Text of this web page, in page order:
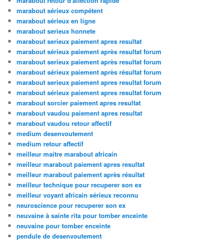
marabout sérieux compétent
marabout sérieux en ligne
marabout serieux honnete
marabout serieux paiement apres resultat
marabout sérieux paiement après resultat forum
marabout serieux paiement après resultat forum
marabout sérieux paiement après résultat forum
marabout serieux paiement apres resultat forum
marabout sérieux paiement apres resultat forum
marabout sorcier paiement apres resultat
marabout vaudou paiement apres resultat
marabout vaudou retour affectif
medium desenvoutement
medium retour affectif
meilleur maitre marabout africain
meilleur marabout paiement apres resultat
meilleur marabout paiement après résultat
meilleur technique pour recuperer son ex
meilleur voyant africain sérieux reconnu
neuroscience pour recuperer son ex
neuvaine à sainte rita pour tomber enceinte
neuvaine pour tomber enceinte
pendule de desenvoutement